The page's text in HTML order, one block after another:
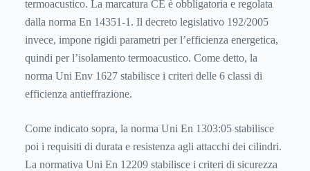
termoacustico. La marcatura CE è obbligatoria e regolata
dalla norma En 14351-1. Il decreto legislativo 192/2005
invece, impone rigidi parametri per l’efficienza energetica,
quindi per l’isolamento termoacustico. Come detto, la
norma Uni Env 1627 stabilisce i criteri delle 6 classi di
efficienza antieffrazione.
Come indicato sopra, la norma Uni En 1303:05 stabilisce
poi i requisiti di durata e resistenza agli attacchi dei cilindri.
La normativa Uni En 12209 stabilisce i criteri di sicurezza